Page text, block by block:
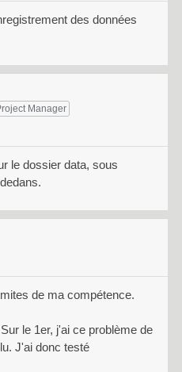
des données
Manager
le dossier data, sous
de ma compétence.
le 1er, j'ai ce problème de
J'ai donc testé